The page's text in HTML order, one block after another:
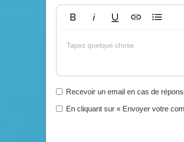
Tapez quelque chose
Recevoir un email en cas de
En cliquant sur « Envoyer votre